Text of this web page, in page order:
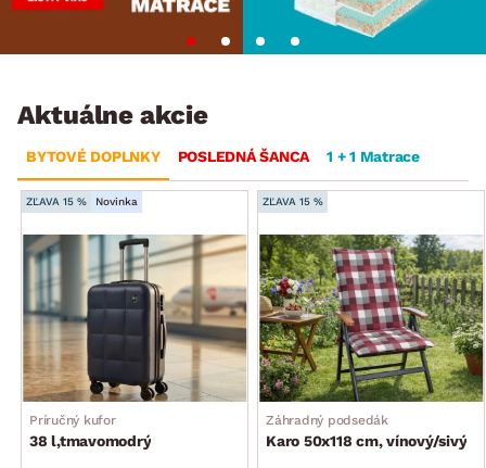
Aktuálne akcie
BYTOVÉ DOPLNKY POSLEDNÁ ŠANCA 1 + 1 Matrace
ZĽAVA 15 % Novinka
Príručný kufor
38 l,tmavomodrý
ZĽAVA 15 %
Záhradný podsedák
Karo 50x118 cm, vínový/sivý